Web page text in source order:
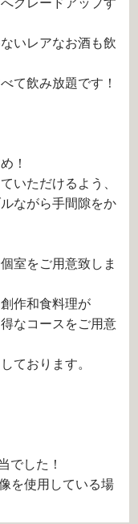
いレアなお酒も飲
て飲み放題です！
！
いただけるよう、
ながら手間隙をか
室をご用意致しま
作和食料理が
なコースをご用意
ております。
でした！
を使用している場